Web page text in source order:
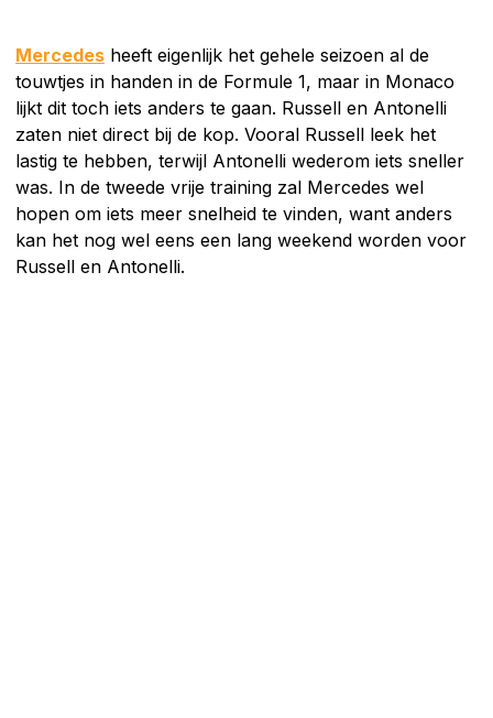
Mercedes heeft eigenlijk het gehele seizoen al de
touwtjes in handen in de Formule 1, maar in Monaco
lijkt dit toch iets anders te gaan. Russell en Antonelli
zaten niet direct bij de kop. Vooral Russell leek het
lastig te hebben, terwijl Antonelli wederom iets sneller
was. In de tweede vrije training zal Mercedes wel
hopen om iets meer snelheid te vinden, want anders
kan het nog wel eens een lang weekend worden voor
Russell en Antonelli.